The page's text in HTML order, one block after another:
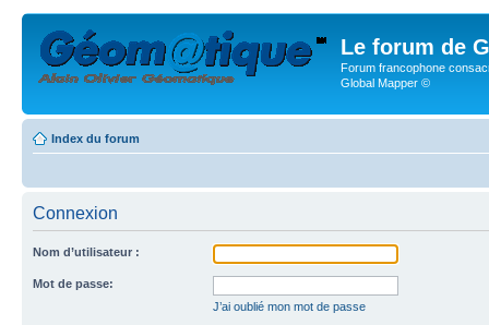
Le forum de
Forum francophone
Global Mapper ©
Index du forum
Connexion
Nom d’utilisateur :
Mot de passe:
J’ai oublié mon mot de passe